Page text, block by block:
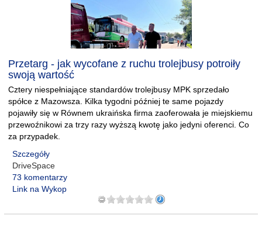
Przetarg - jak wycofane z ruchu trolejbusy potroiły
swoją wartość
Cztery niespełniające standardów trolejbusy MPK sprzedało
spółce z Mazowsza. Kilka tygodni później te same pojazdy
pojawiły się w Równem ukraińska firma zaoferowała je miejskiemu
przewoźnikowi za trzy razy wyższą kwotę jako jedyni oferenci. Co
za przypadek.
Szczegóły
DriveSpace
73 komentarzy
Link na Wykop